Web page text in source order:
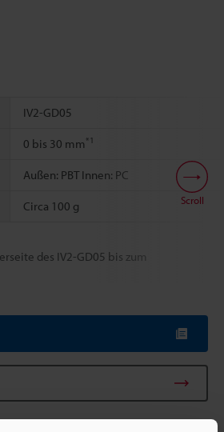
IV2-GD05
0 bis 30 mm *1
Außen: PBT Innen: PC
Circa 100 g
des IV2-GD05 bis zum
Scroll